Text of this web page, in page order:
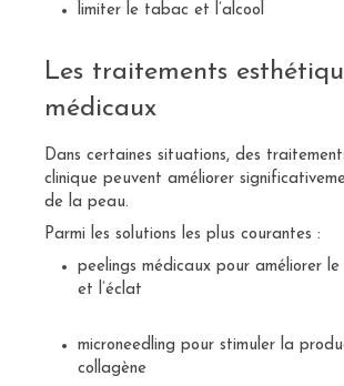
limiter le tabac et l’alcool
Les traitements
médicaux
Dans certaines situations, des
clinique peuvent améliorer
de la peau.
Parmi les solutions les plus courantes :
peelings médicaux pour améliorer
et l’éclat
microneedling pour stimuler la
collagène